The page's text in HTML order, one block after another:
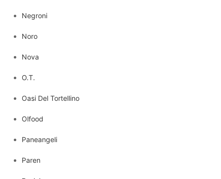
Negroni
Noro
Nova
O.T.
Oasi Del Tortellino
Olfood
Paneangeli
Paren